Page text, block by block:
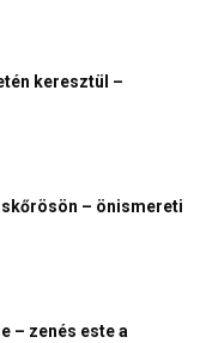
keresztül –
– önismereti
– zenés este a